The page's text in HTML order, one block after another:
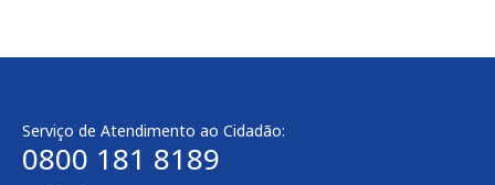
Serviço de Atendimento ao Cidadão:
0800 181 8189